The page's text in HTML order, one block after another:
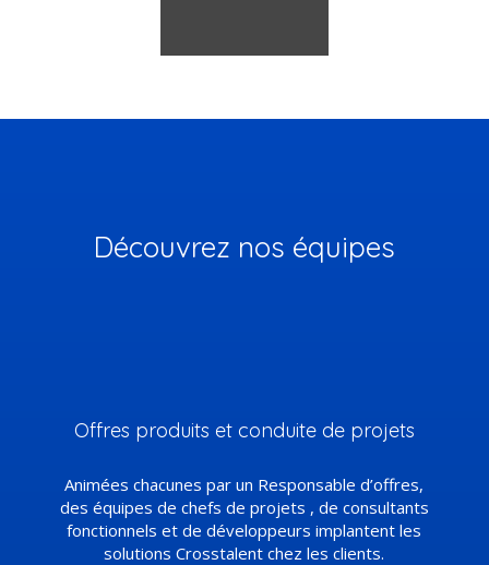
Découvrez nos équipes
Offres produits et conduite de projets
Animées chacunes par un Responsable d’offres,
des équipes de chefs de projets , de consultants
fonctionnels et de développeurs implantent les
solutions Crosstalent chez les clients.